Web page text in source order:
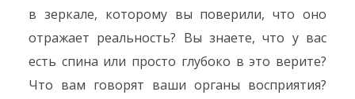
в зеркале, которому вы поверили, что оно
отражает реальность? Вы знаете, что у вас
есть спина или просто глубоко в это верите?
Что вам говорят ваши органы восприятия?